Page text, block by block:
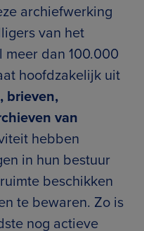
archiefwerking
van het
meer dan 100.000
hoofdzakelijk uit
brieven,
van
hebben
in hun bestuur
beschikken
te bewaren. Zo is
nog actieve